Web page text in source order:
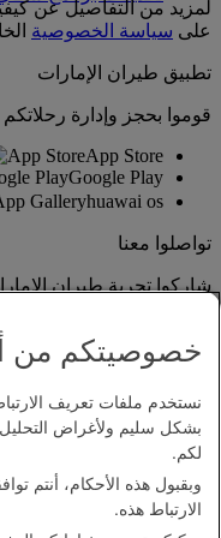
لمزيد من التفاصيل عن
على سياسة الخصوصية
تطبيق طيران الإمارات
قوموا بحجز وإدارة رحلاتكم
App StoreApp Store
PlayGoogle Play
Galleryhuawai os
تواصلوا معنا
شاركوا تجربة طيران
بيان إمكانية الدخول
اتصل بنا
خصوصيتكم من
نستخدم ملفات تعريف
بشكل سليم ولأغراض
لكم.
وبقبول هذه الأحكام، أنتم
الارتباط هذه.